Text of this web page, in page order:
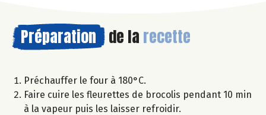
Préparation de la recette
Préchauffer le four à 180°C.
Faire cuire les fleurettes de brocolis pendant 10 min
à la vapeur puis les laisser refroidir.